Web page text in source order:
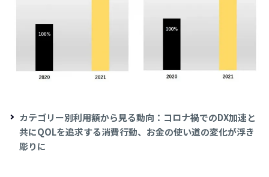
カテゴリー別利用額から見る動向：コロナ禍でのDX加速と
共にQOLを追求する消費行動、お金の使い道の変化が浮き
彫りに